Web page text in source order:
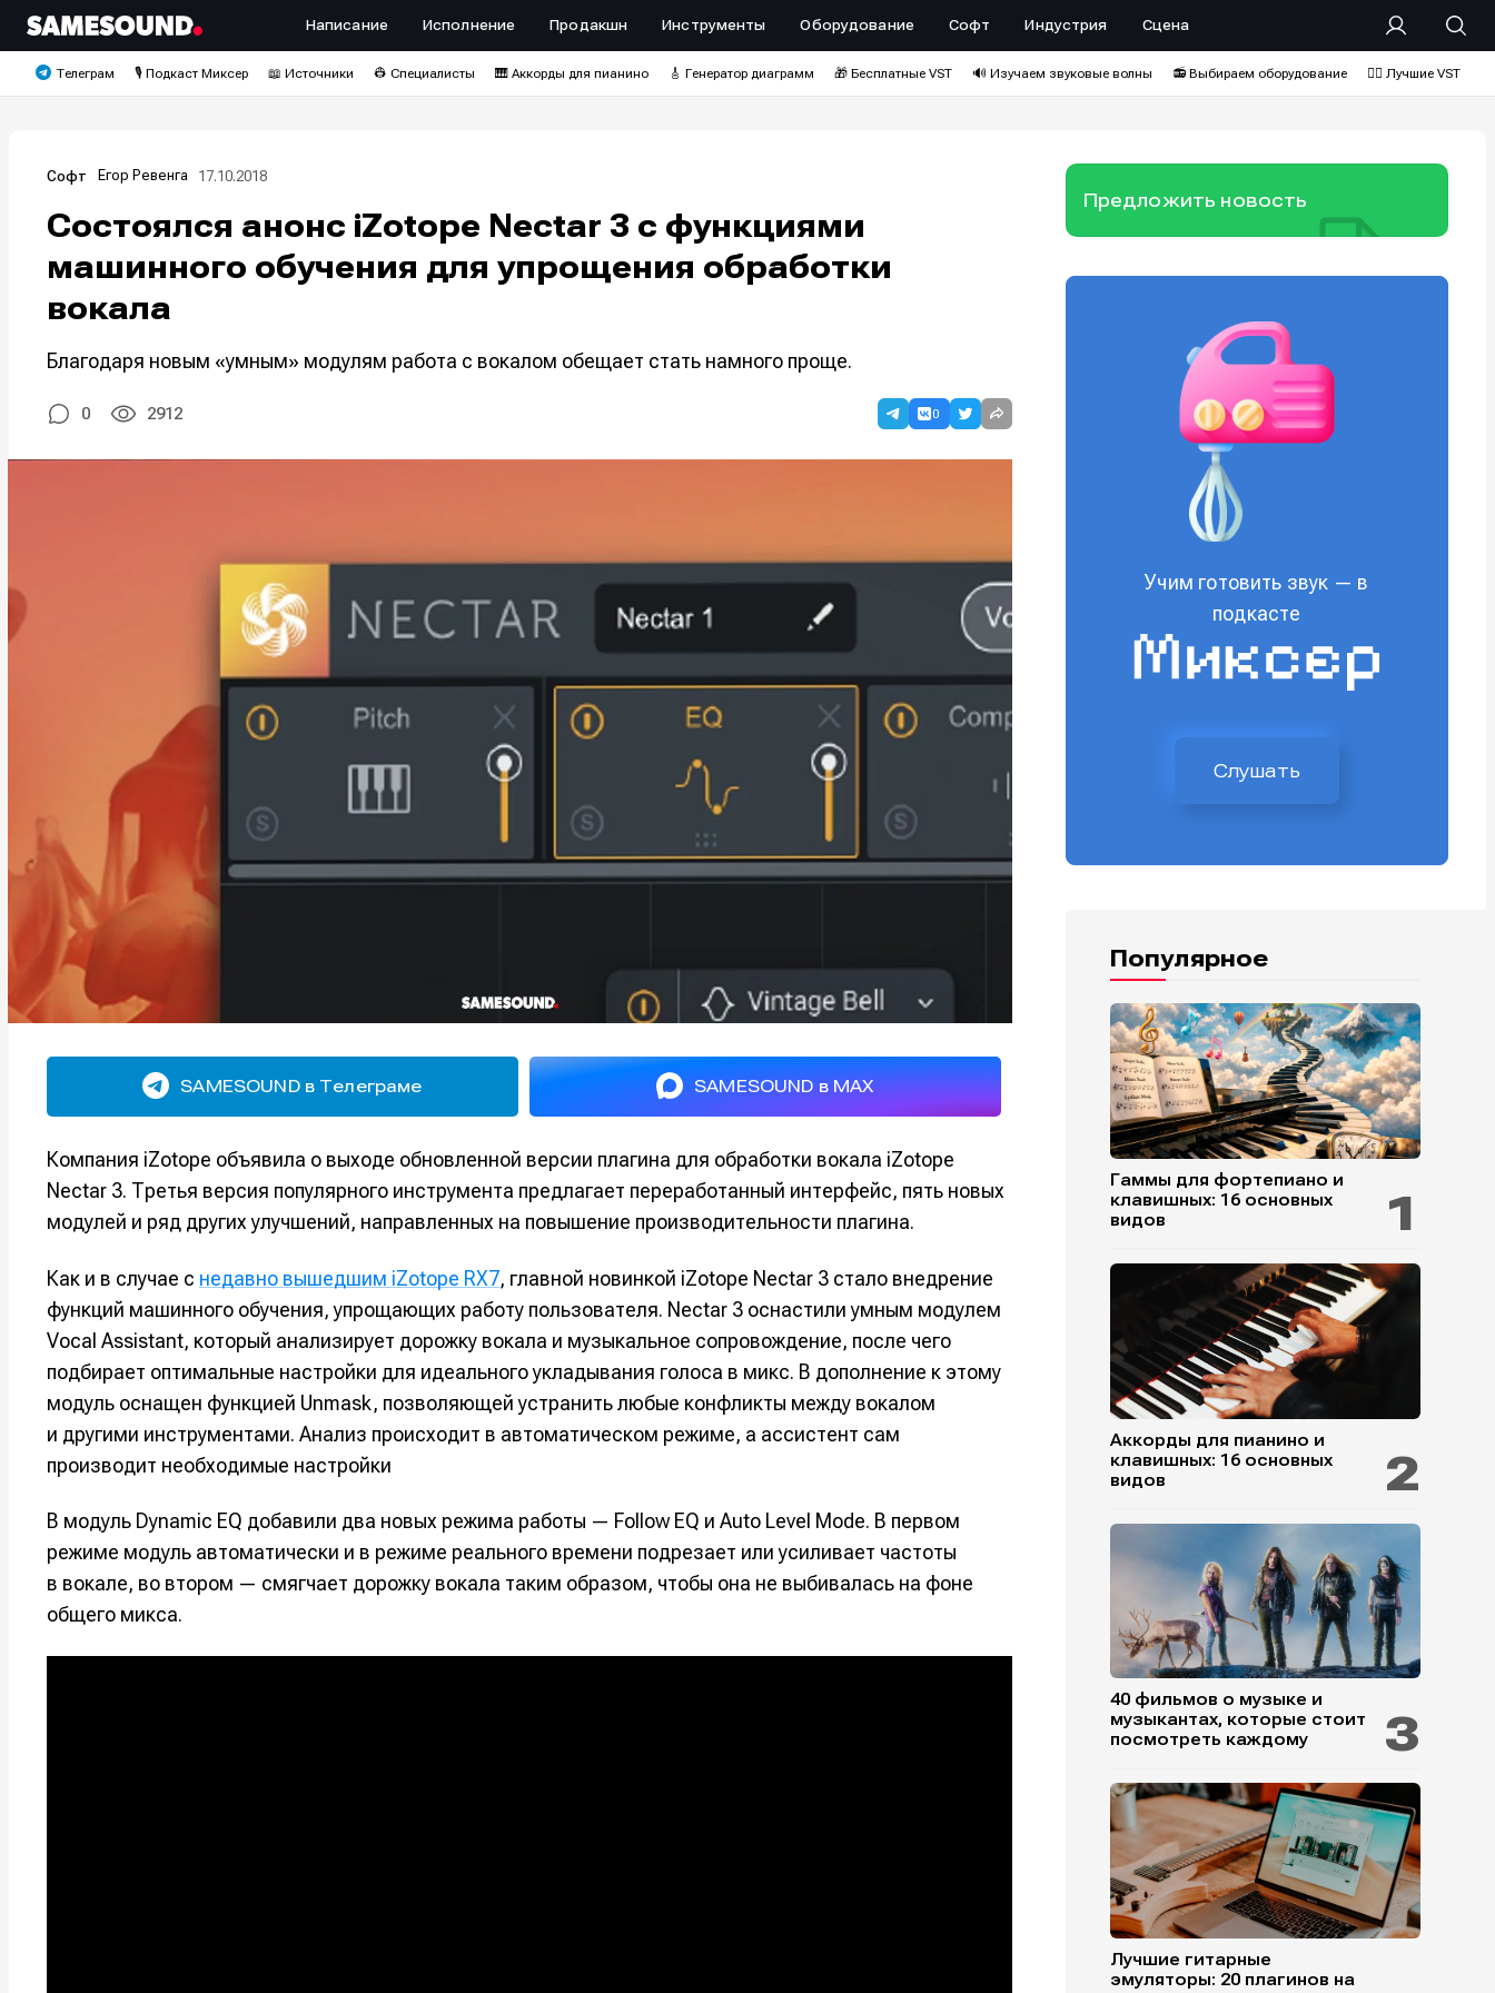
Написание Исполнение Продакшн Инструменты Оборудование Софт Индустрия Сцена
Телеграм 🎙️ Подкаст Миксер 📖 Источники 👷 Специалисты 🎹 Аккорды для пианино 🎸 Генератор диаграмм 🎁 Бесплатные VST 🔊 Изучаем звуковые волны 📻 Выбираем оборудование ❤️‍🔥 Лучшие VST
Софт Егор Ревенга 17.10.2018
Состоялся анонс iZotope Nectar 3 с функциями
машинного обучения для упрощения обработки
вокала
Благодаря новым «умным» модулям работа с вокалом обещает стать намного проще.
0 2912 0
SAMESOUND в Телеграме SAMESOUND в MAX
Компания iZotope объявила о выходе обновленной версии плагина для обработки вокала iZotope
Nectar 3. Третья версия популярного инструмента предлагает переработанный интерфейс, пять новых
модулей и ряд других улучшений, направленных на повышение производительности плагина.
Как и в случае с недавно вышедшим iZotope RX7, главной новинкой iZotope Nectar 3 стало внедрение
функций машинного обучения, упрощающих работу пользователя. Nectar 3 оснастили умным модулем
Vocal Assistant, который анализирует дорожку вокала и музыкальное сопровождение, после чего
подбирает оптимальные настройки для идеального укладывания голоса в микс. В дополнение к этому
модуль оснащен функцией Unmask, позволяющей устранить любые конфликты между вокалом
и другими инструментами. Анализ происходит в автоматическом режиме, а ассистент сам
производит необходимые настройки
В модуль Dynamic EQ добавили два новых режима работы — Follow EQ и Auto Level Mode. В первом
режиме модуль автоматически и в режиме реального времени подрезает или усиливает частоты
в вокале, во втором — смягчает дорожку вокала таким образом, чтобы она не выбивалась на фоне
общего микса.
Предложить новость
Учим готовить звук — в
подкасте
Слушать
Популярное
Гаммы для фортепиано и
клавишных: 16 основных
видов
Аккорды для пианино и
клавишных: 16 основных
видов
40 фильмов о музыке и
музыкантах, которые стоит
посмотреть каждому
Лучшие гитарные
эмуляторы: 20 плагинов на